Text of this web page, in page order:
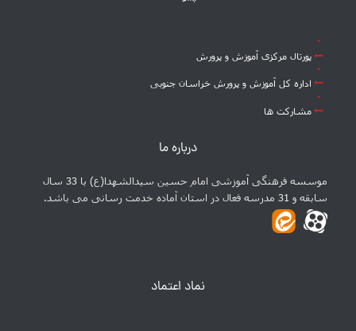
پورتال مرکزی آموزش و پرورش
اداره کل آموزش و پرورش خراسان جنوبی
مشارکت ها
درباره ما
موسسه فرهنگی آموزشی امام حسین سیدالشهدا(ع) با 33 سال
سابقه و 31 مدرسه فعال در استان آماده خدمت رسانی می باشد.
نماد اعتماد